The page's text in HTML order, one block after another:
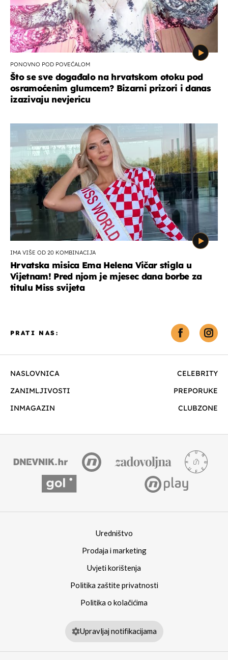
PONOVNO POD POVEĆALOM
Što se sve događalo na hrvatskom otoku pod
osramoćenim glumcem? Bizarni prizori i danas
izazivaju nevjericu
IMA VIŠE OD 20 KOMBINACIJA
Hrvatska misica Ema Helena Vičar stigla u
Vijetnam! Pred njom je mjesec dana borbe za
titulu Miss svijeta
NASLOVNICA
CELEBRITY
ZANIMLJIVOSTI
PREPORUKE
INMAGAZIN
CLUBZONE
PRATI NAS:
Uredništvo
Prodaja i marketing
Uvjeti korištenja
Politika zaštite privatnosti
Politika o kolačićima
Upravljaj notifikacijama